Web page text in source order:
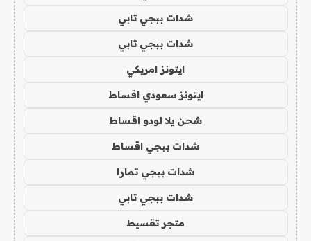
شدات ببجي تابي
شدات ببجي تابي
ايتونز امريكي
ايتونز سعودي اقساط
شحن يلا لودو اقساط
شدات ببجي اقساط
شدات ببجي تمارا
شدات ببجي تابي
متجر تقسيط